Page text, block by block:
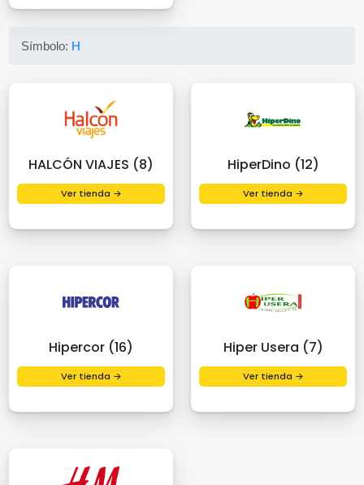
Símbolo: H
HALCÓN VIAJES (8)
Ver tienda →
HiperDino (12)
Ver tienda →
Hipercor (16)
Ver tienda →
Hiper Usera (7)
Ver tienda →